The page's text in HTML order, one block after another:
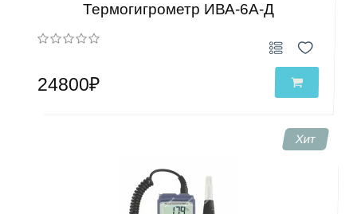
Термогигрометр ИВА-6А-Д
24800₽
Хит